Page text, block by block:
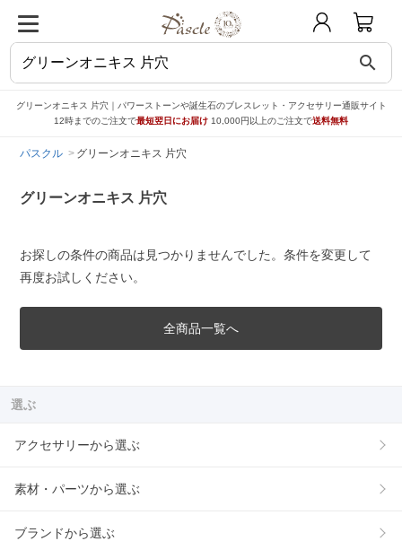
search
グリーンオニキス 片穴｜パワーストーンや誕生石のブレスレット・アクセサリー通販サイト
12時までのご注文で最短翌日にお届け 10,000円以上のご注文で送料無料
パスクル グリーンオニキス 片穴
グリーンオニキス 片穴
お探しの条件の商品は見つかりませんでした。条件を変更して
再度お試しください。
全商品一覧へ
選ぶ
アクセサリーから選ぶ
素材・パーツから選ぶ
ブランドから選ぶ